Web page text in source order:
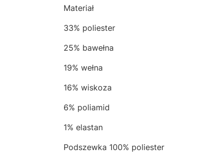
Materiał
33% poliester
25% bawełna
19% wełna
16% wiskoza
6% poliamid
1% elastan
Podszewka 100% poliester